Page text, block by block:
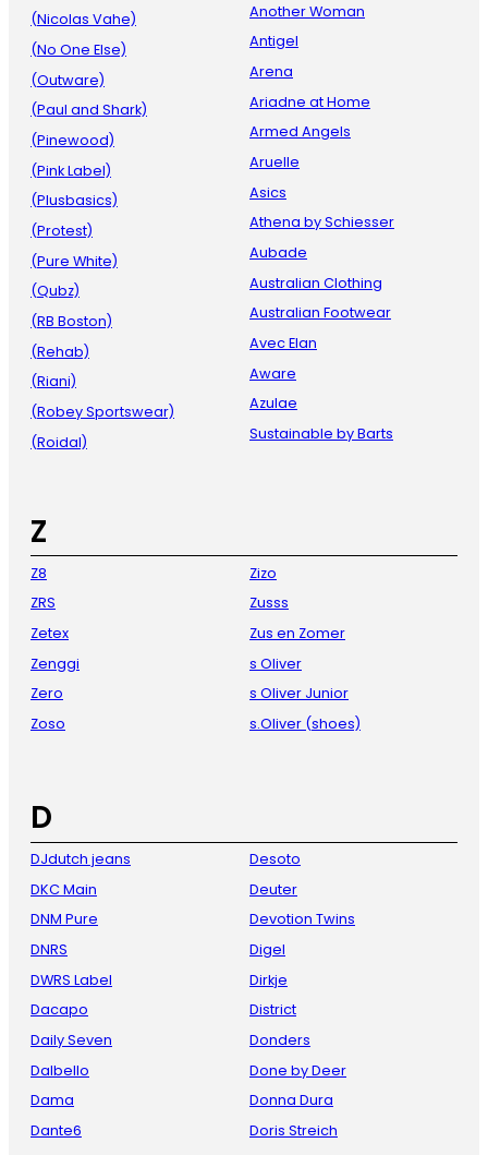
(Nicolas Vahe)
(No One Else)
(Outware)
(Paul and Shark)
(Pinewood)
(Pink Label)
(Plusbasics)
(Protest)
(Pure White)
(Qubz)
(RB Boston)
(Rehab)
(Riani)
(Robey Sportswear)
(Roidal)
Another Woman
Antigel
Arena
Ariadne at Home
Armed Angels
Aruelle
Asics
Athena by Schiesser
Aubade
Australian Clothing
Australian Footwear
Avec Elan
Aware
Azulae
Sustainable by Barts
Z
Z8
ZRS
Zetex
Zenggi
Zero
Zoso
Zizo
Zusss
Zus en Zomer
s Oliver
s Oliver Junior
s.Oliver (shoes)
D
DJdutch jeans
DKC Main
DNM Pure
DNRS
DWRS Label
Dacapo
Daily Seven
Dalbello
Dama
Dante6
Desoto
Deuter
Devotion Twins
Digel
Dirkje
District
Donders
Done by Deer
Donna Dura
Doris Streich